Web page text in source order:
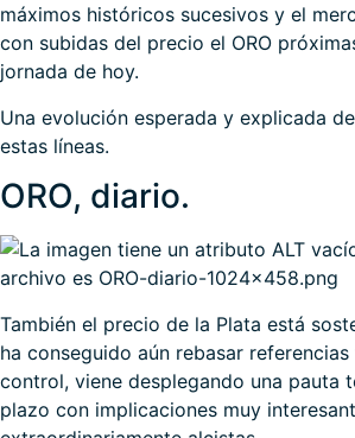
máximos históricos sucesivos y el
con subidas del precio el ORO
jornada de hoy.
Una evolución esperada y explicada
estas líneas.
ORO, diario.
También el precio de la Plata está
ha conseguido aún rebasar
control, viene desplegando una pauta
plazo con implicaciones muy